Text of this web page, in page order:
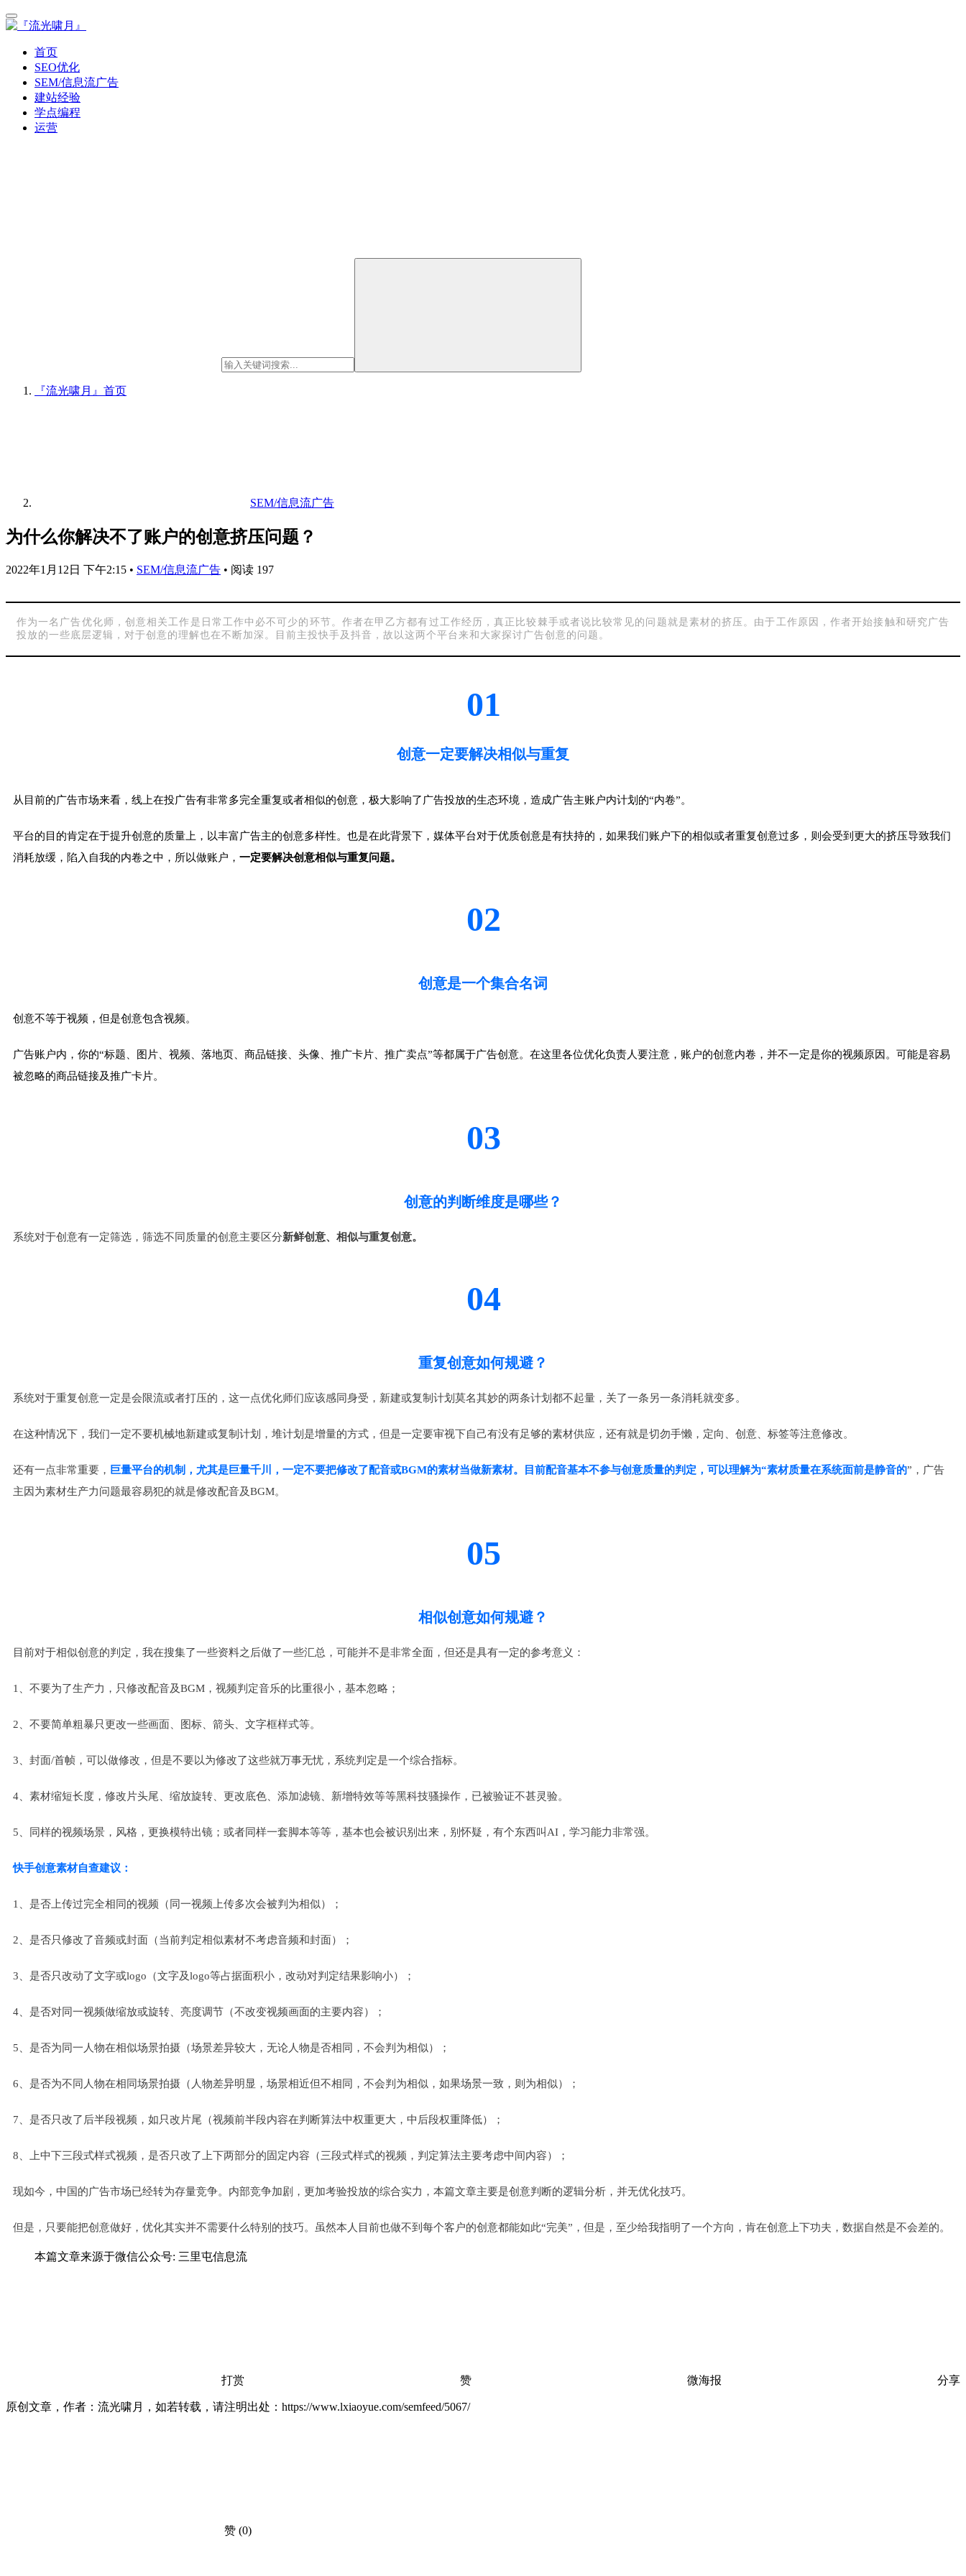
首页
SEO优化
SEM/信息流广告
建站经验
学点编程
运营
『流光啸月』 首页
SEM/信息流广告
为什么你解决不了账户的创意挤压问题？
2022年1月12日 下午2:15 • SEM/信息流广告 • 阅读 197
“
作为一名广告优化师，创意相关工作是日常工作中必不可少的环节。作者在甲乙方都有过工作经历，真正比较棘手或者说比较常见的问题就是素材的挤压。由于工作原因，作者开始接触和研究广告
投放的一些底层逻辑，对于创意的理解也在不断加深。目前主投快手及抖音，故以这两个平台来和大家探讨广告创意的问题。
01
创意一定要解决相似与重复
从目前的广告市场来看，线上在投广告有非常多完全重复或者相似的创意，极大影响了广告投放的生态环境，造成广告主账户内计划的“内卷”。
平台的目的肯定在于提升创意的质量上，以丰富广告主的创意多样性。也是在此背景下，媒体平台对于优质创意是有扶持的，如果我们账户下的相似或者重复创意过多，则会受到更大的挤压导致我们
消耗放缓，陷入自我的内卷之中，所以做账户， 一定要解决创意相似与重复问题。
02
创意是一个集合名词
创意不等于视频，但是创意包含视频。
广告账户内，你的“标题、图片、视频、落地页、商品链接、头像、推广卡片、推广卖点”等都属于广告创意。在这里各位优化负责人要注意，账户的创意内卷，并不一定是你的视频原因。可能是容易
被忽略的商品链接及推广卡片。
03
创意的判断维度是哪些？
系统对于创意有一定筛选，筛选不同质量的创意主要区分新鲜创意、相似与重复创意。
04
重复创意如何规避？
系统对于重复创意一定是会限流或者打压的，这一点优化师们应该感同身受，新建或复制计划莫名其妙的两条计划都不起量，关了一条另一条消耗就变多。
在这种情况下，我们一定不要机械地新建或复制计划，堆计划是增量的方式，但是一定要审视下自己有没有足够的素材供应，还有就是切勿手懒，定向、创意、标签等注意修改。
还有一点非常重要， 巨量平台的机制，尤其是巨量千川，一定不要把修改了配音或BGM的素材当做新素材。目前配音基本不参与创意质量的判定，可以理解为“素材质量在系统面前是静音的”，广告
主因为素材生产力问题最容易犯的就是修改配音及BGM。
05
相似创意如何规避？
目前对于相似创意的判定，我在搜集了一些资料之后做了一些汇总，可能并不是非常全面，但还是具有一定的参考意义：
1、不要为了生产力，只修改配音及BGM，视频判定音乐的比重很小，基本忽略；
2、不要简单粗暴只更改一些画面、图标、箭头、文字框样式等。
3、封面/首帧，可以做修改，但是不要以为修改了这些就万事无忧，系统判定是一个综合指标。
4、素材缩短长度，修改片头尾、缩放旋转、更改底色、添加滤镜、新增特效等等黑科技骚操作，已被验证不甚灵验。
5、同样的视频场景，风格，更换模特出镜；或者同样一套脚本等等，基本也会被识别出来，别怀疑，有个东西叫AI，学习能力非常强。
快手创意素材自查建议：
1、是否上传过完全相同的视频（同一视频上传多次会被判为相似）；
2、是否只修改了音频或封面（当前判定相似素材不考虑音频和封面）；
3、是否只改动了文字或logo（文字及logo等占据面积小，改动对判定结果影响小）；
4、是否对同一视频做缩放或旋转、亮度调节（不改变视频画面的主要内容）；
5、是否为同一人物在相似场景拍摄（场景差异较大，无论人物是否相同，不会判为相似）；
6、是否为不同人物在相同场景拍摄（人物差异明显，场景相近但不相同，不会判为相似，如果场景一致，则为相似）；
7、是否只改了后半段视频，如只改片尾（视频前半段内容在判断算法中权重更大，中后段权重降低）；
8、上中下三段式样式视频，是否只改了上下两部分的固定内容（三段式样式的视频，判定算法主要考虑中间内容）；
现如今，中国的广告市场已经转为存量竞争。内部竞争加剧，更加考验投放的综合实力，本篇文章主要是创意判断的逻辑分析，并无优化技巧。
但是，只要能把创意做好，优化其实并不需要什么特别的技巧。虽然本人目前也做不到每个客户的创意都能如此“完美”，但是，至少给我指明了一个方向，肯在创意上下功夫，数据自然是不会差的。
本篇文章来源于微信公众号: 三里屯信息流
打赏 赞 微海报 分享
原创文章，作者：流光啸月，如若转载，请注明出处：https://www.lxiaoyue.com/semfeed/5067/
赞 (0)